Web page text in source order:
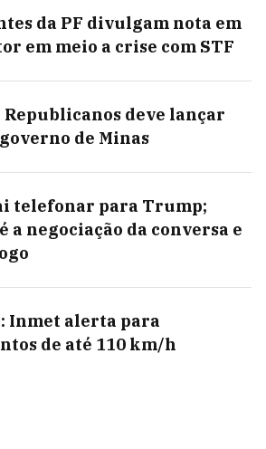
da PF divulgam nota em
em meio a crise com STF
deve lançar
de Minas
telefonar para Trump;
a negociação da conversa e
Inmet alerta para
de até 110 km/h